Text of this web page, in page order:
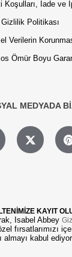
Koşulları, İade ve
Gizlilik Politikası
Verilerin
Ömür Boyu
MEDYADA
KAYIT
Isabel Abbey
fırsatlarımızı
almayı kabul